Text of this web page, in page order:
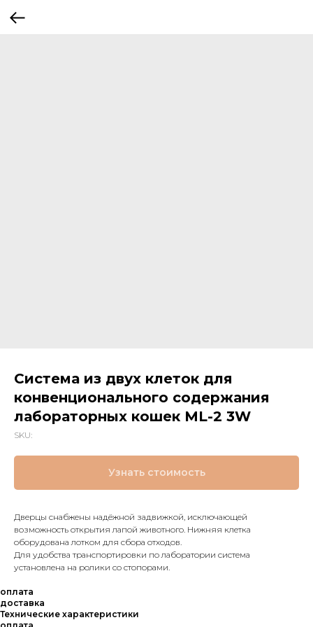
Система из двух клеток для
конвенционального содержания
лабораторных кошек ML-2 3W
SKU:
Узнать стоимость
Дверцы снабжены надёжной задвижкой, исключающей
возможность открытия лапой животного. Нижняя клетка
оборудована лотком для сбора отходов.
Для удобства транспортировки по лаборатории система
установлена на ролики со стопорами.
оплата
доставка
Технические характеристики